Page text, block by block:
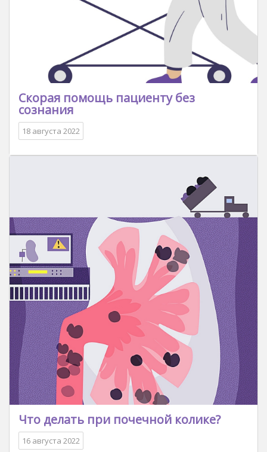
Скорая помощь пациенту без
сознания
18 августа 2022
Что делать при почечной колике?
16 августа 2022